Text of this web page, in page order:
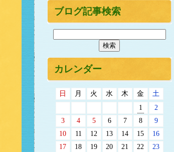
ブログ記事検索
カレンダー
日 月 火 水 木 金
土
1
2
3
4 5 6 7 8
9
10
11 12 13 14 15
16
17
18 19 20 21 22
23